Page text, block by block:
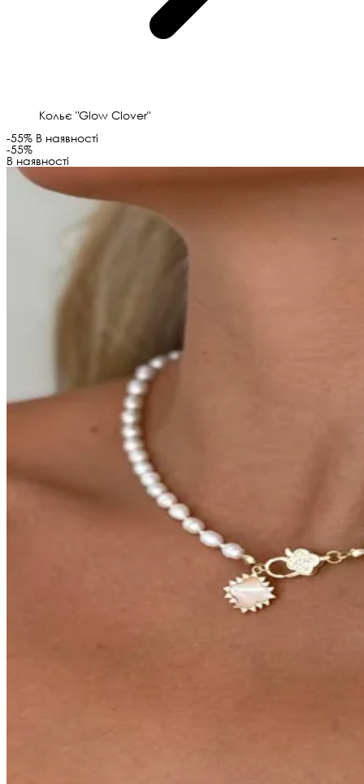
Кольє "Glow Clover"
-55% В наявності
-55%
В наявності